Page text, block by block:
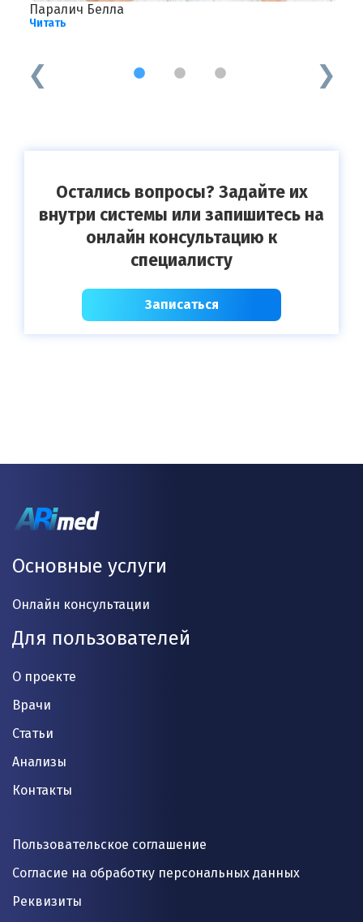
Паралич Белла
Читать
1 2 3
Остались вопросы? Задайте их
внутри системы или запишитесь на
онлайн консультацию к
специалисту
Записаться
Основные услуги
Онлайн консультации
Для пользователей
О проекте
Врачи
Статьи
Анализы
Контакты
Пользовательское соглашение
Согласие на обработку персональных данных
Реквизиты